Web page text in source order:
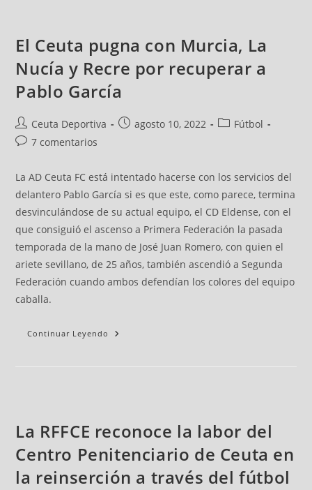
El Ceuta pugna con Murcia, La
Nucía y Recre por recuperar a
Pablo García
Ceuta Deportiva agosto 10, 2022
Fútbol
7 comentarios
La AD Ceuta FC está intentado hacerse con los servicios del
delantero Pablo García si es que este, como parece, termina
desvinculándose de su actual equipo, el CD Eldense, con el
que consiguió el ascenso a Primera Federación la pasada
temporada de la mano de José Juan Romero, con quien el
ariete sevillano, de 25 años, también ascendió a Segunda
Federación cuando ambos defendían los colores del equipo
caballa.
Continuar Leyendo
La RFFCE reconoce la labor del
Centro Penitenciario de Ceuta en
la reinserción a través del fútbol